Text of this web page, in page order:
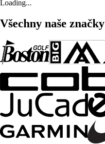
Loading...
Všechny naše značky